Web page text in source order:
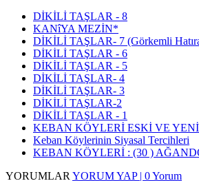
DİKİLİ TAŞLAR - 8
KANîYA MEZİN*
DİKİLİ TAŞLAR- 7 (Görkemli
DİKİLİ TAŞLAR - 6
DİKİLİ TAŞLAR - 5
DİKİLİ TAŞLAR- 4
DİKİLİ TAŞLAR- 3
DİKİLİ TAŞLAR-2
DİKİLİ TAŞLAR - 1
KEBAN KÖYLERİ ESKİ VE
Keban Köylerinin Siyasal Tercihleri
KEBAN KÖYLERİ : (30 )
YORUMLAR YORUM YAP | 0 Yorum